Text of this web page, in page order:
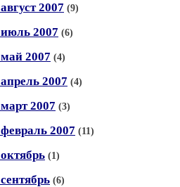
2007 (9)
2007 (6)
2007 (4)
2007 (4)
2007 (3)
2007 (11)
(1)
(6)